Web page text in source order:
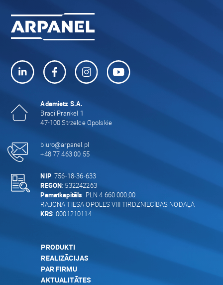
Adamietz S.A.
Braci Prankel 1
47-100 Strzelce Opolskie
biuro@arpanel.pl
+48 77 463 00 55
NIP: 756-18-36-633
REGON: 532242263
Pamatkapitāls: PLN 4 660 000,00
RAJONA TIESA OPOLES VIII TIRDZNIECĪBAS NODAĻĀ
KRS: 0001210114
PRODUKTI
REALIZĀCIJAS
PAR FIRMU
AKTUALITĀTES